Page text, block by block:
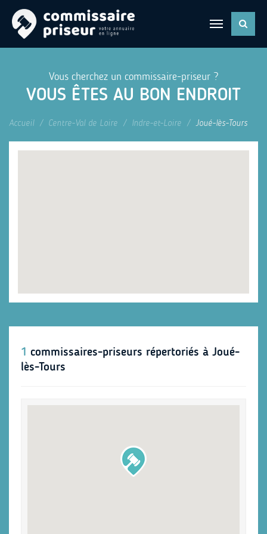
Vous cherchez un commissaire-priseur ?
VOUS ÊTES AU BON ENDROIT
Accueil Centre-Val de Loire Indre-et-Loire Joué-lès-Tours
1 commissaires-priseurs répertoriés à Joué-
lès-Tours